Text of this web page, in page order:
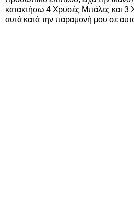
κατακτήσω 4 Χρυσές Μπάλες και
αυτά κατά την παραμονή μου σε